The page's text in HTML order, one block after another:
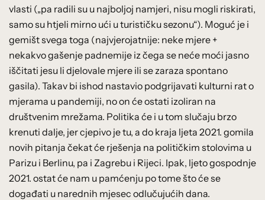
vlasti („pa radili su u najboljoj namjeri, nisu mogli riskirati,
samo su htjeli mirno ući u turističku sezonu“). Moguć je i
gemišt svega toga (najvjerojatnije: neke mjere +
nekakvo gašenje padnemije iz čega se neće moći jasno
iščitati jesu li djelovale mjere ili se zaraza spontano
gasila). Takav bi ishod nastavio podgrijavati kulturni rat o
mjerama u pandemiji, no on će ostati izoliran na
društvenim mrežama. Politika će i u tom slučaju brzo
krenuti dalje, jer cjepivo je tu, a do kraja ljeta 2021. gomila
novih pitanja čekat će rješenja na političkim stolovima u
Parizu i Berlinu, pa i Zagrebu i Rijeci. Ipak, ljeto gospodnje
2021. ostat će nam u pamćenju po tome što će se
događati u narednih mjesec odlučujućih dana.